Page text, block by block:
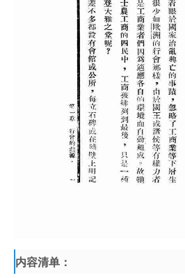
内容清单：